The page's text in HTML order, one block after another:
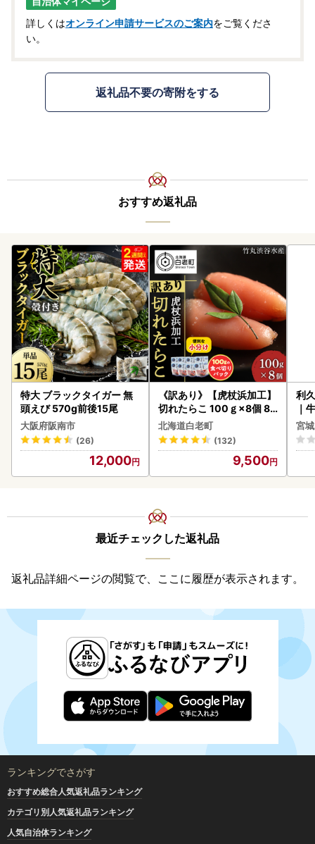
詳しくはオンライン申請サービスのご案内をご覧くださ
い。
返礼品不要の寄附をする
おすすめ返礼品
特大 ブラックタイガー 無
頭えび 570g前後15尾
大阪府阪南市
(26)
12,000
《訳あり》【虎杖浜加工】
切れたらこ 100ｇ×8個 80
0g AK081
北海道白老町
(132)
9,500
利
｜
宮
最近チェックした返礼品
返礼品詳細ページの閲覧で、ここに履歴が表示されます。
ランキングでさがす
おすすめ総合人気返礼品ランキング
カテゴリ別人気返礼品ランキング
人気自治体ランキング